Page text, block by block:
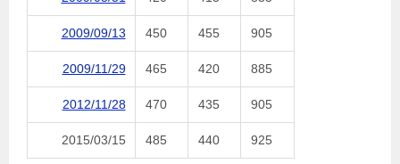
2009/09/13 450 455 905
2009/11/29 465 420 885
2012/11/28 470 435 905
2015/03/15 485 440 925